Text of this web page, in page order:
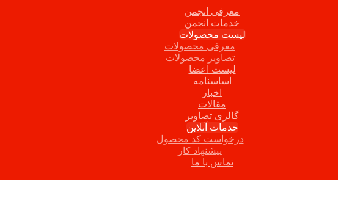
معرفی انجمن
خدمات انجمن
لیست محصولات
معرفی محصولات
تصاویر محصولات
لیست اعضا
اساسنامه
اخبار
مقالات
گالری تصاویر
خدمات آنلاین
درخواست کد محصول
پیشنهاد کار
تماس با ما